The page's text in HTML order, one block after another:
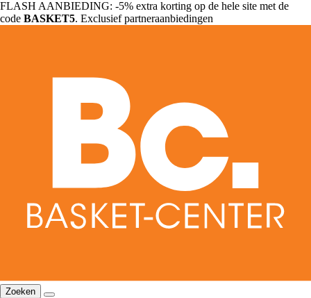
FLASH AANBIEDING: -5% extra korting op de hele site met de
code BASKET5. Exclusief partneraanbiedingen
Zoeken